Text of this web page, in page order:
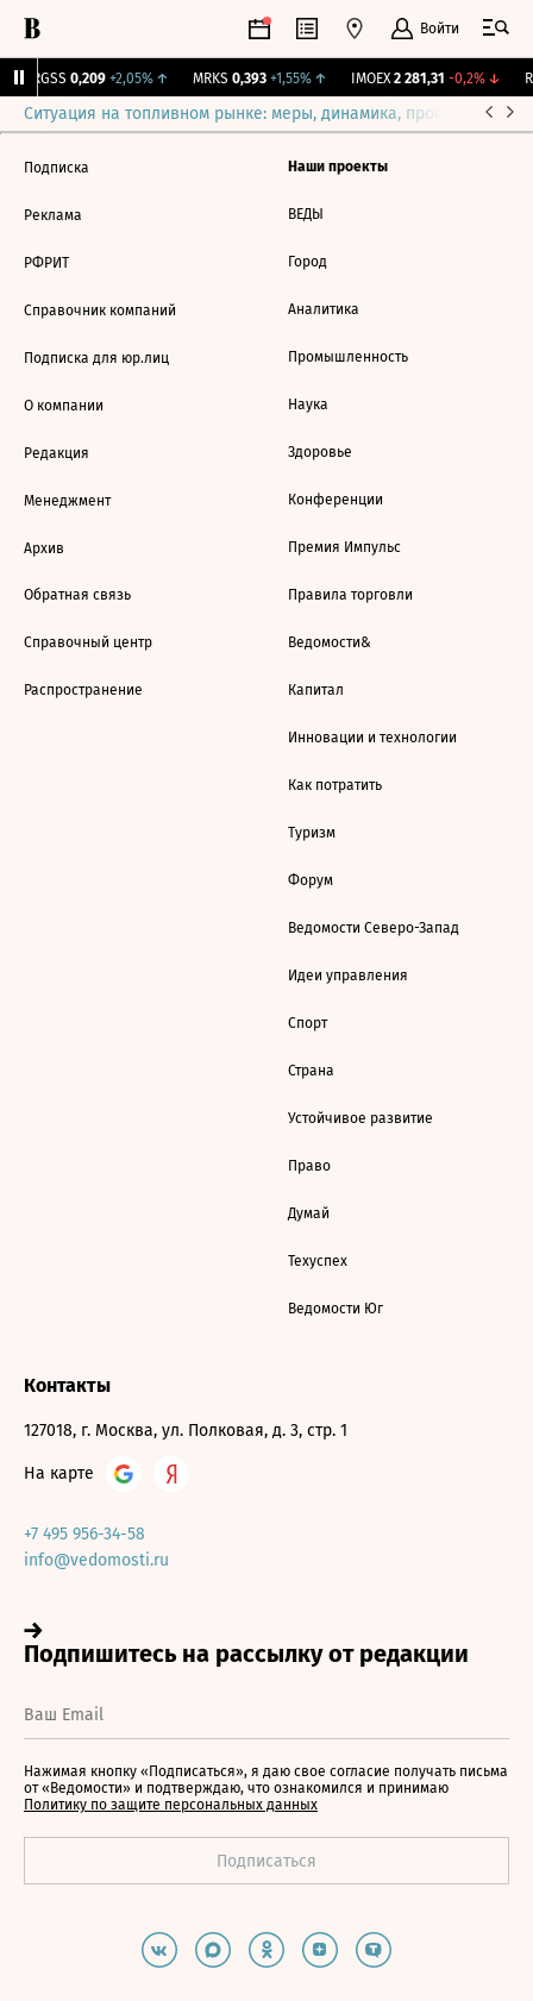
Войти
RGSS 0,209 +2,05%↑ MRKS 0,393 +1,55%↑ IMOEX 2 281,31 -0,2%↓
Ситуация на топливном рынке: меры, динамика, прогнозы
Подписка
Реклама
РФРИТ
Справочник компаний
Подписка для юр.лиц
О компании
Редакция
Менеджмент
Архив
Обратная связь
Справочный центр
Распространение
Наши проекты
ВЕДЫ
Город
Аналитика
Промышленность
Наука
Здоровье
Конференции
Премия Импульс
Правила торговли
Ведомости&
Капитал
Инновации и технологии
Как потратить
Туризм
Форум
Ведомости Северо-Запад
Идеи управления
Спорт
Страна
Устойчивое развитие
Право
Думай
Техуспех
Ведомости Юг
Контакты
127018, г. Москва, ул. Полковая, д. 3, стр. 1
На карте
+7 495 956-34-58
info@vedomosti.ru
Нажимая кнопку «Подписаться», я даю свое согласие получать письма
от «Ведомости» и подтверждаю, что ознакомился и принимаю
Политику по защите персональных данных